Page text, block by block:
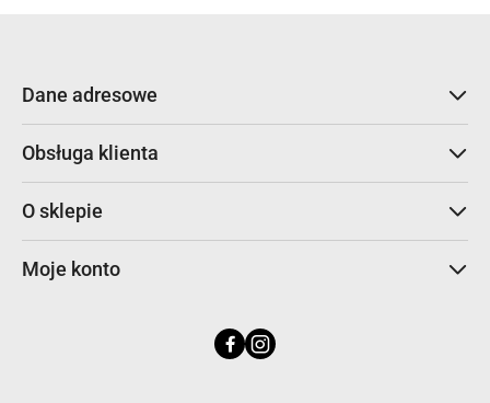
Dane adresowe
Obsługa klienta
O sklepie
Moje konto